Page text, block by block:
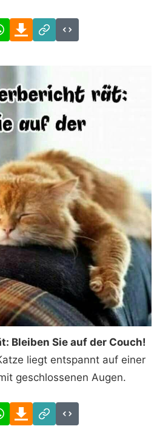
WhatsAppDownload
Link
Code
Bleiben Sie auf der Couch!
liegt entspannt auf einer
geschlossenen Augen.
WhatsAppDownload
Link
Code